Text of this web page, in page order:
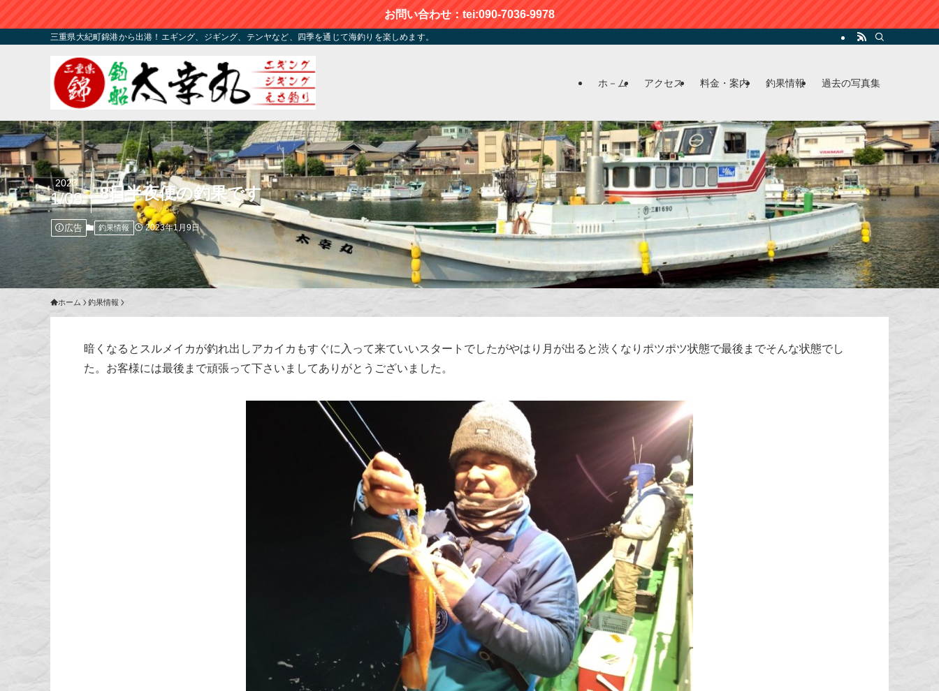
お問い合わせ：tei:090-7036-9978
三重県大紀町錦港から出港！エギング、ジギング、テンヤなど、四季を通じて海釣りを楽しめます。
ホ－ム アクセス 料金・案内 釣果情報 過去の写真集
8日半夜便の釣果です
2023
1/09
広告 釣果情報 2023年1月9日
ホーム 釣果情報
暗くなるとスルメイカが釣れ出しアカイカもすぐに入って来ていいスタートでしたがやはり月が出ると渋くなりポツポツ状態で最後までそんな状態でし
た。お客様には最後まで頑張って下さいましてありがとうございました。